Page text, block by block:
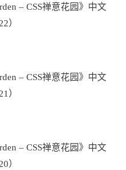
– CSS禅意花园》中文
）
– CSS禅意花园》中文
）
– CSS禅意花园》中文
）